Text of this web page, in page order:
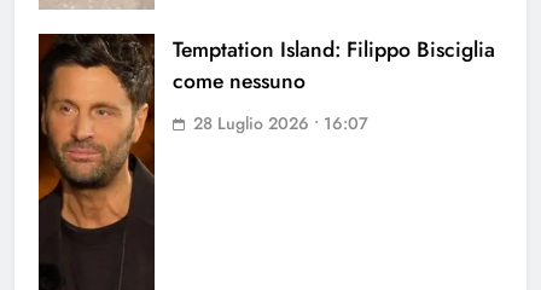
Temptation Island: Filippo Bisciglia
come nessuno
28 Luglio 2026 • 16:07